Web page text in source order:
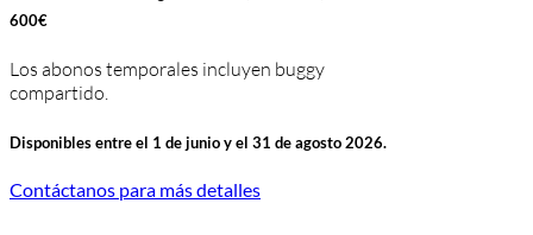
600€
Los abonos temporales incluyen buggy
compartido.
Disponibles entre el 1 de junio y el 31 de agosto 2026.
Contáctanos para más detalles